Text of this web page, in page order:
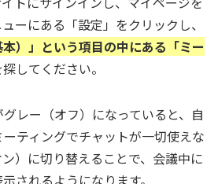
ーにある「設定」をクリックし、
本）」という項目の中にある「ミー
してください。
レー（オフ）になっていると、自
ティングでチャットが一切使えな
）に切り替えることで、会議中に
されるようになります。